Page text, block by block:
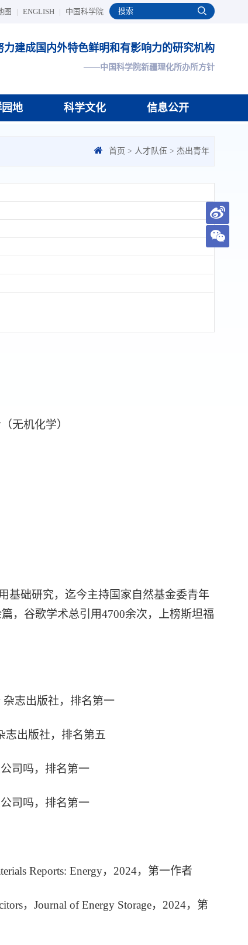
图 | ENGLISH | 中国科学院
力建成国内外特色鲜明和有影响力的研究机构
——中国科学院新疆理化所办所方针
地 科学文化 信息公开
首页 > 人才队伍 > 杰出青年
无机化学）
础研究，迄今主持国家自然基金委青年
，谷歌学术总引用4700余次，上榜斯坦福
杂志出版社，排名第一
志出版社，排名第五
司吗，排名第一
司吗，排名第一
Reports: Energy，2024，第一作者
，Journal of Energy Storage，2024，第